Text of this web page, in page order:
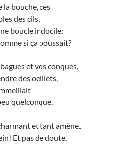
la bouche, ces
des cils,
boucle indocile:
si ça poussait?
et vos conques,
des oeillets,
quelconque.
et tant amène..
Et pas de doute,